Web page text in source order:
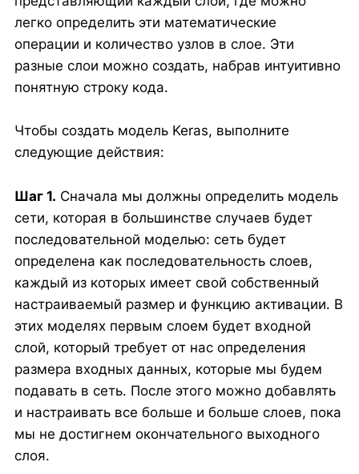
легко определить эти математические
операции и количество узлов в слое. Эти
разные слои можно создать, набрав интуитивно
понятную строку кода.
Чтобы создать модель Keras, выполните
следующие действия:
Шаг 1. Сначала мы должны определить модель
сети, которая в большинстве случаев будет
последовательной моделью: сеть будет
определена как последовательность слоев,
каждый из которых имеет свой собственный
настраиваемый размер и функцию активации. В
этих моделях первым слоем будет входной
слой, который требует от нас определения
размера входных данных, которые мы будем
подавать в сеть. После этого можно добавлять
и настраивать все больше и больше слоев, пока
мы не достигнем окончательного выходного
слоя.